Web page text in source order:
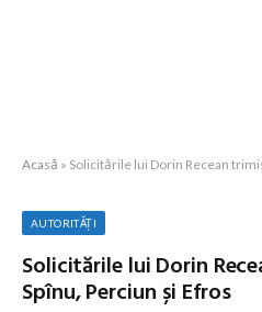
Acasă » Solicitările lui Dorin Recean
AUTORITĂȚI
Solicitările lui Dorin
Spînu, Perciun și Efros